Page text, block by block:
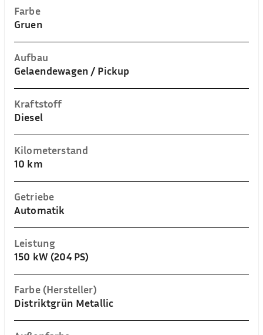
Farbe
Gruen
Aufbau
Gelaendewagen / Pickup
Kraftstoff
Diesel
Kilometerstand
10 km
Getriebe
Automatik
Leistung
150 kW (204 PS)
Farbe (Hersteller)
Distriktgrün Metallic